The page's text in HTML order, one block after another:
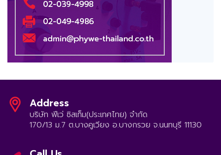
Address
บริษัท ฟีเว่ ซิสเท็ม(ประเทศไทย) จำกัด
170/13 ม.7 ต.บางคูเวียง อ.บางกรวย จ.นนทบุรี 11130